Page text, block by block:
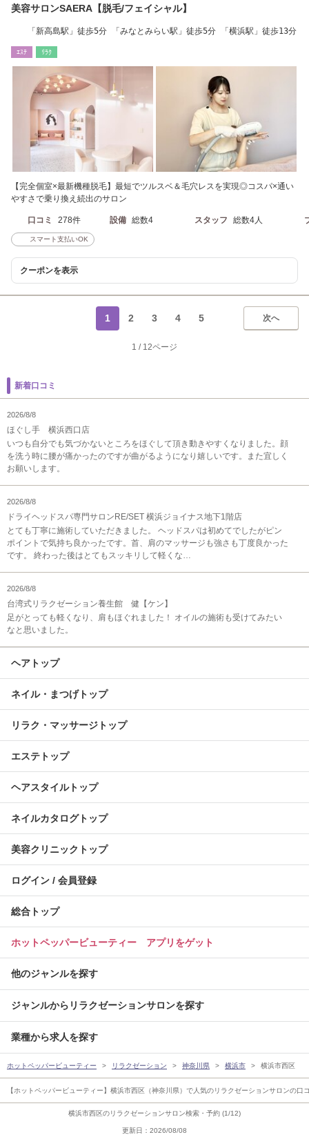
横浜市西区のリラクゼーションサロン検索・予約 (1/12)
更新日：2026/08/08
美容サロンSAERA【脱毛/フェイシャル】
「新高島駅」徒歩5分 「みなとみらい駅」徒歩5分 「横浜駅」徒歩13分
ｴｽﾃ ﾘﾗｸ
【完全個室×最新機種脱毛】最短でツルスベ＆毛穴レスを実現◎コスパ×通い
やすさで乗り換え続出のサロン
口コミ 278件 設備 総数4 スタッフ 総数4人
スマート支払いOK
クーポンを表示
次へ
1 2 3 4 5
1 / 12ページ
新着口コミ
2026/8/8
ほぐし手 横浜西口店
いつも自分でも気づかないところをほぐして頂き動きやすくなりました。顔
を洗う時に腰が痛かったのですが曲がるようになり嬉しいです。また宜しく
お願いします。
2026/8/8
ドライヘッドスパ専門サロンRE/SET 横浜ジョイナス地下1階店
とても丁寧に施術していただきました。 ヘッドスパは初めてでしたがピン
ポイントで気持ち良かったです。首、肩のマッサージも強さも丁度良かった
です。 終わった後はとてもスッキリして軽くな…
2026/8/8
台湾式リラクゼーション養生館 健【ケン】
足がとっても軽くなり、肩もほぐれました！ オイルの施術も受けてみたい
なと思いました。
ヘアトップ
ネイル・まつげトップ
リラク・マッサージトップ
エステトップ
ヘアスタイルトップ
ネイルカタログトップ
美容クリニックトップ
ログイン / 会員登録
総合トップ
ホットペッパービューティー アプリをゲット
他のジャンルを探す
ジャンルからリラクゼーションサロンを探す
業種から求人を探す
ホットペッパービューティー リラクゼーション 神奈川県 横浜市 横浜市西区
【ホットペッパービューティー】横浜市西区（神奈川県）で人気のリラクゼーションサロンの